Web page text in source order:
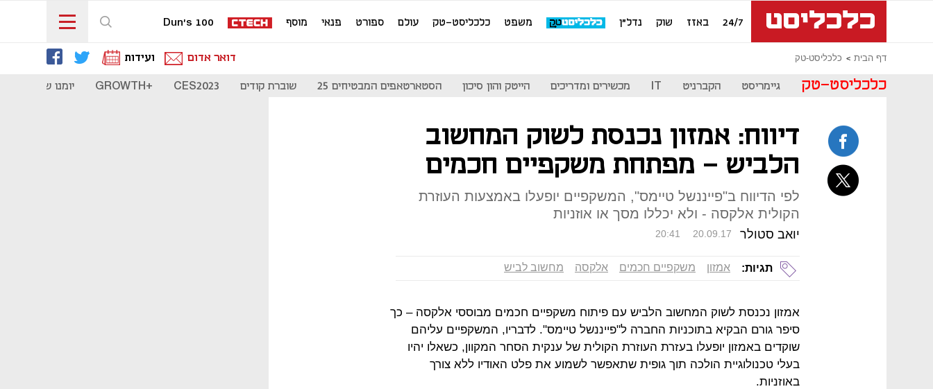
24/7 באזז שוק נדל"ן משפט כלכליסט-טק עולם ספורט פנאי מוסף Dun's 100
דף הבית כלכליסט-טק דואר אדום ועידות
כלכליסט-טק גיימריסט הקברניט IT מכשירים ומדריכים הייטק והון סיכון הסטארטאפים המבטיחים 25 שוברת קודים CES2023
+GROWTH יומנו של
דיווח: אמזון נכנסת לשוק המחשוב
הלביש - מפתחת משקפיים חכמים
לפי הדיווח ב"פייננשל טיימס", המשקפיים יופעלו באמצעות העוזרת
הקולית אלקסה - ולא יכללו מסך או אוזניות
יואב סטולר 20:41 20.09.17
תגיות: אמזון משקפיים חכמים אלקסה מחשוב לביש
אמזון נכנסת לשוק המחשוב הלביש עם פיתוח משקפיים חכמים מבוססי אלקסה – כך
סיפר גורם הבקיא בתוכניות החברה ל"פייננשל טיימס". לדבריו, המשקפיים עליהם
שוקדים באמזון יופעלו בעזרת העוזרת הקולית של ענקית הסחר המקוון, כשאלו יהיו
בעלי טכנולוגיית הולכה תוך גופית שתאפשר לשמוע את פלט האודיו ללא צורך
באוזניות.